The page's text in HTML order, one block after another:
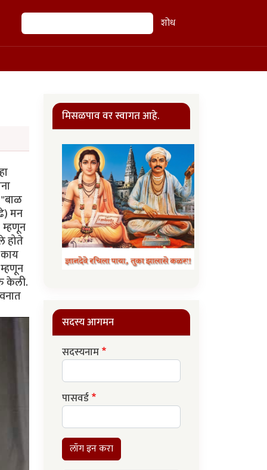
शोध शोध
मन
होते
केली.
मिसळपाव वर स्वागत आहे.
सदस्य आगमन
सदस्यनाम
पासवर्ड
लॉग इन करा